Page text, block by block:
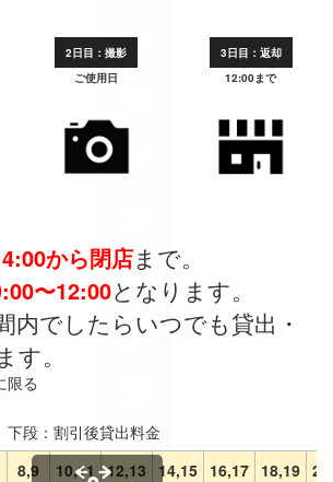
2日目：撮影
ご使用日
3日目：返却
12:00まで
から閉店まで。
〜12:00となります。
内でしたらいつでも貸出・
す。
限る
段：割引後貸出料金
8,9 10,11 12,13 14,15 16,17 18,19